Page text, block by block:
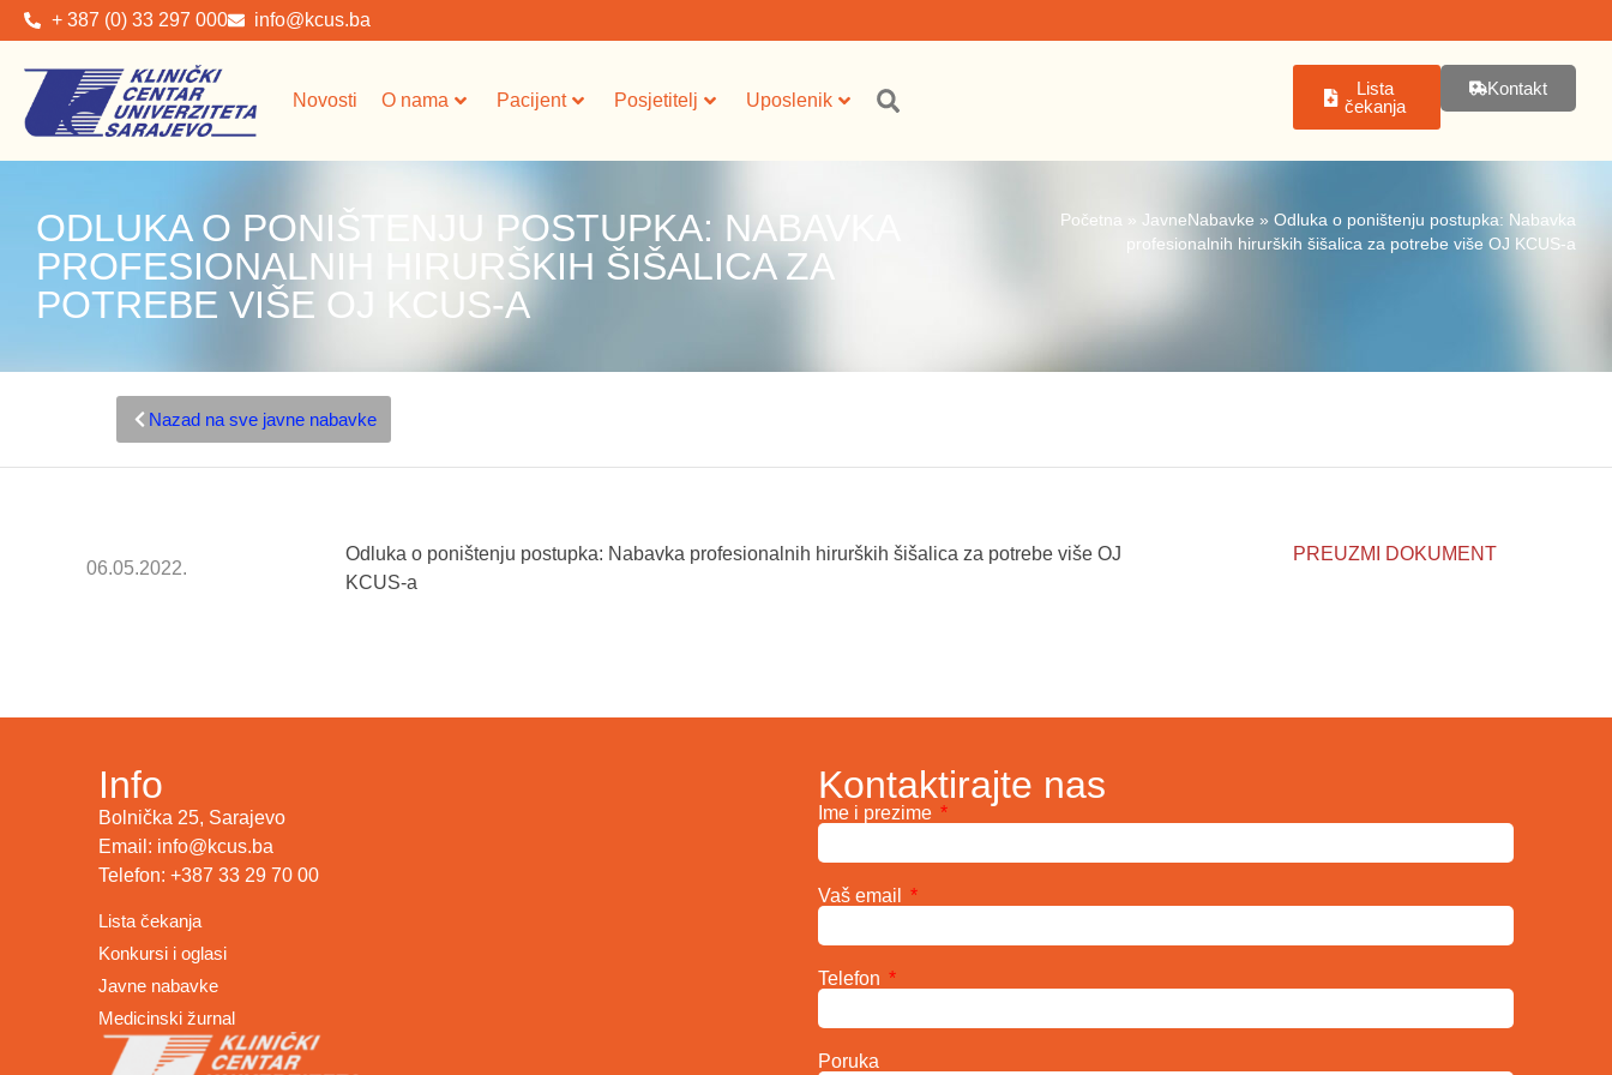
+ 387 (0) 33 297 000 info@kcus.ba
Novosti O nama Pacijent Posjetitelj Uposlenik
Lista
čekanja
Kontakt
ODLUKA O PONIŠTENJU POSTUPKA: NABAVKA
PROFESIONALNIH HIRURŠKIH ŠIŠALICA ZA
POTREBE VIŠE OJ KCUS-A
Početna » JavneNabavke » Odluka o poništenju postupka: Nabavka
profesionalnih hirurških šišalica za potrebe više OJ KCUS-a
Nazad na sve javne nabavke
06.05.2022.
Odluka o poništenju postupka: Nabavka profesionalnih hirurških šišalica za potrebe više OJ
KCUS-a
PREUZMI DOKUMENT
Info
Bolnička 25, Sarajevo
Email: info@kcus.ba
Telefon: +387 33 29 70 00
Lista čekanja
Konkursi i oglasi
Javne nabavke
Medicinski žurnal
Kontaktirajte nas
Ime i prezime
Vaš email
Telefon
Poruka